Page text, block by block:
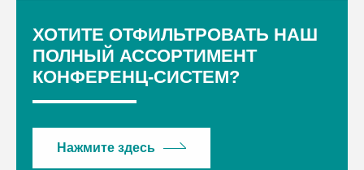
ХОТИТЕ ОТФИЛЬТРОВАТЬ НАШ
ПОЛНЫЙ АССОРТИМЕНТ
КОНФЕРЕНЦ-СИСТЕМ?
Нажмите здесь